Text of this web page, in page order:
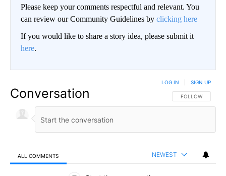
Please keep your comments respectful and relevant. You
can review our Community Guidelines by clicking here
If you would like to share a story idea, please submit it
here.
Conversation FOLLOW THIS
FOLLOW
LOG IN SIGN UP
ALL COMMENTS NEWEST
All Comments